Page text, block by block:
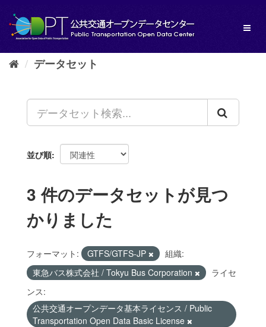
し
データセット
並び順
3 件のデータセットが見つ
かりました
フォーマット: GTFS/GTFS-JP
組織:
東急バス株式会社 / Tokyu Bus Corporation
ライセ
ンス:
公共交通オープンデータ基本ライセンス / Public
Transportation Open Data Basic License